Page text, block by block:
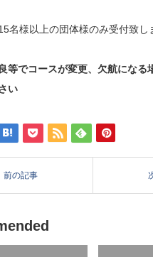
名様以上の団体様のみ受付致し
等でコースが変更、欠航になる
い
前の記事